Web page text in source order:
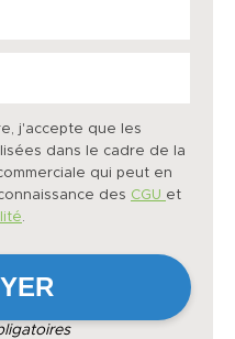
j'accepte que les
dans le cadre de la
qui peut en
des CGU et
.